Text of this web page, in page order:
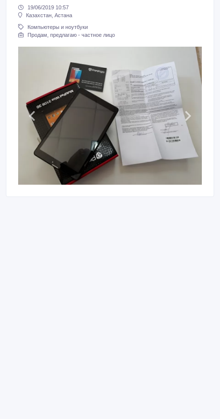
19/06/2019 10:57
Казахстан, Астана
Компьютеры и ноутбуки
Продам, предлагаю - частное лицо